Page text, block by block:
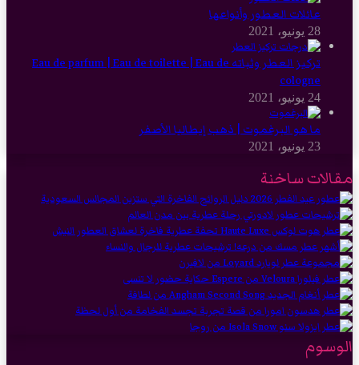
عائلات العطور وأنواعها
28 يونيو، 2021
تركيز العطر وثباته Eau de parfum | Eau de toilette | Eau de
cologne
24 يونيو، 2021
ما هو البرغموت | ذهب إيطاليا الأصفر
23 يونيو، 2021
مقالات ساخنة
الوسوم